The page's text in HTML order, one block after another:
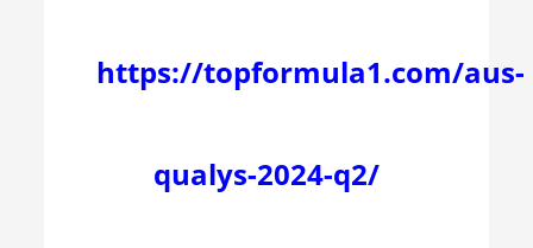
https://topformula1.com/aus-
qualys-2024-q2/